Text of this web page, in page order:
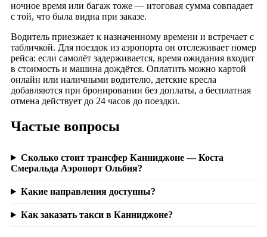
ночное время или багаж тоже — итоговая сумма совпадает
с той, что была видна при заказе.
Водитель приезжает к назначенному времени и встречает с
табличкой. Для поездок из аэропорта он отслеживает номер
рейса: если самолёт задерживается, время ожидания входит
в стоимость и машина дождётся. Оплатить можно картой
онлайн или наличными водителю, детские кресла
добавляются при бронировании без доплаты, а бесплатная
отмена действует до 24 часов до поездки.
Частые вопросы
Сколько стоит трансфер Канниджоне — Коста
Смеральда Аэропорт Ольбия?
Какие направления доступны?
Как заказать такси в Канниджоне?